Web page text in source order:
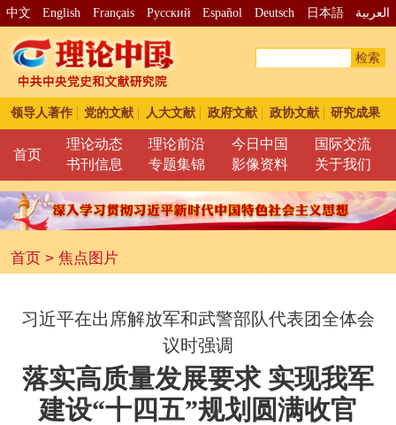
中文 English Français Pусский Español Deutsch 日本語 العربية
检索
领导人著作 党的文献 人大文献 政府文献 政协文献 研究成果
首页
理论动态 理论前沿 今日中国
国际交流
书刊信息
专题集锦 影像资料 关于我们
首页> 焦点图片
习近平在出席解放军和武警部队代表团全体会
议时强调
落实高质量发展要求 实现我军
建设“十四五”规划圆满收官